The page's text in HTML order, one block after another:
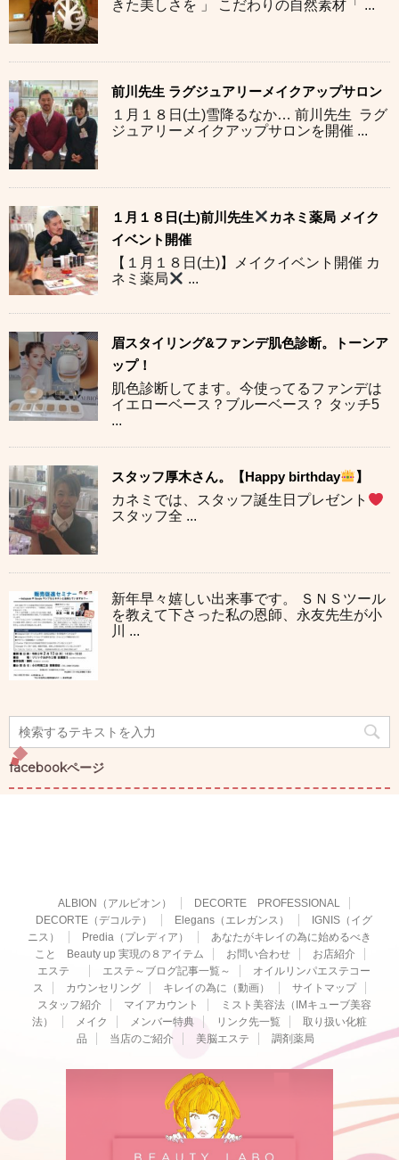
きた美しさを 」 こだわりの自然素材「 ...
前川先生 ラグジュアリーメイクアップサロン
１月１８日(土)雪降るなか… 前川先生 ラグ
ジュアリーメイクアップサロンを開催 ...
１月１８日(土)前川先生
カネミ薬局 メイク
イベント開催
【１月１８日(土)】メイクイベント開催 カ
ネミ薬局
...
眉スタイリング&ファンデ肌色診断。トーンア
ップ！
肌色診断してます。今使ってるファンデは
イエローベース？ブルーベース？ タッチ5
...
スタッフ厚木さん。【Happy birthday
】
カネミでは、スタッフ誕生日プレゼント
スタッフ全 ...
新年早々嬉しい出来事です。 ＳＮＳツール
を教えて下さった私の恩師、永友先生が小
川 ...
facebookページ
ALBION（アルビオン）
DECORTE PROFESSIONAL
DECORTE（デコルテ）
Elegans（エレガンス）
IGNIS（イグ
ニス）
Predia（プレディア）
あなたがキレイの為に始めるべき
こと Beauty up 実現の８アイテム
お問い合わせ
お店紹介
エステ
エステ～ブログ記事一覧～
オイルリンパエステコー
ス
カウンセリング キレイの為に（動画）
サイトマップ
スタッフ紹介
マイアカウント
ミスト美容法（IMキューブ美容
法）
メイク メンバー特典 リンク先一覧
取り扱い化粧
品
当店のご紹介 美脳エステ 調剤薬局